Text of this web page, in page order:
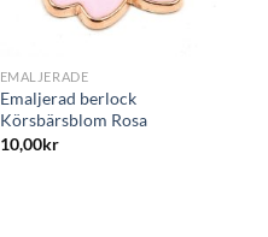
EMALJERADE
Emaljerad berlock
Körsbärsblom Rosa
10,00kr